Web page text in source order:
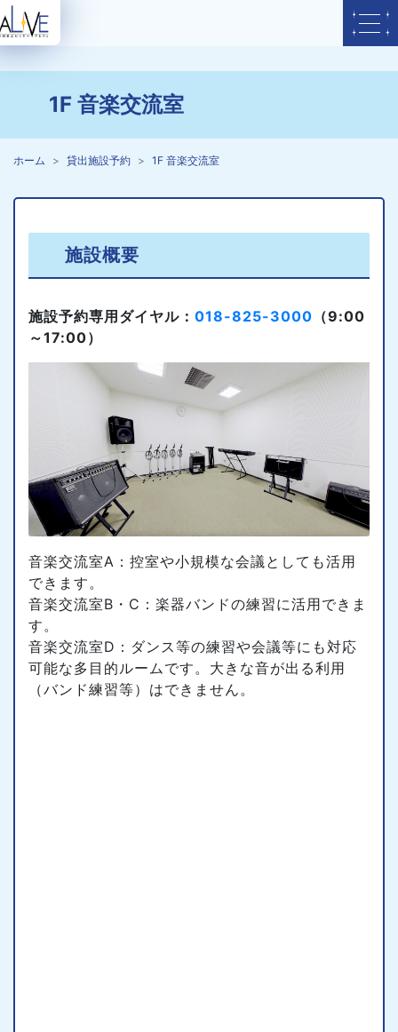
1F 音楽交流室
ホーム 貸出施設予約 1F 音楽交流室
施設概要
施設予約専用ダイヤル： 018-825-3000 （9:00
～17:00）
音楽交流室A：控室や小規模な会議としても活用
できます。
音楽交流室B・C：楽器バンドの練習に活用できま
す。
音楽交流室D：ダンス等の練習や会議等にも対応
可能な多目的ルームです。大きな音が出る利用
（バンド練習等）はできません。